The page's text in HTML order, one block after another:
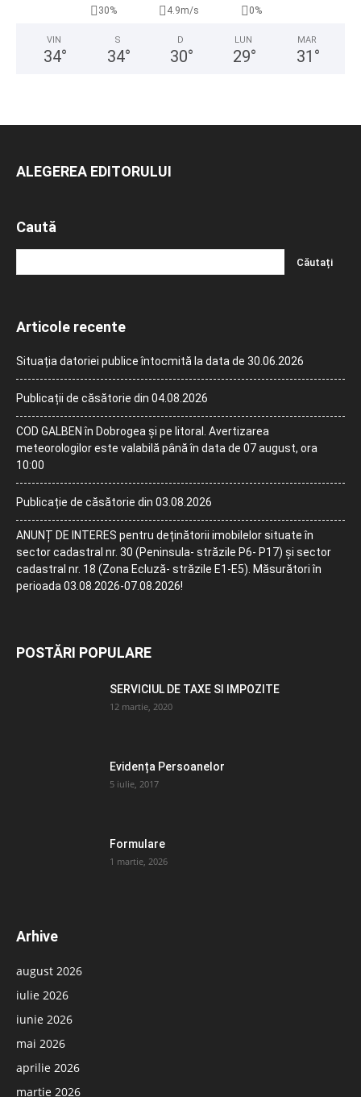
30% 4.9m/s 0%
VIN
34°
S
34°
D
30°
LUN
29°
MAR
31 °
ALEGEREA EDITORULUI
Caută
Articole recente
Situația datoriei publice întocmită la data de 30.06.2026
Publicații de căsătorie din 04.08.2026
COD GALBEN în Dobrogea și pe litoral. Avertizarea
meteorologilor este valabilă până în data de 07 august, ora
10:00
Publicație de căsătorie din 03.08.2026
ANUNȚ DE INTERES pentru deținătorii imobilelor situate în
sector cadastral nr. 30 (Peninsula- străzile P6- P17) și sector
cadastral nr. 18 (Zona Ecluză- străzile E1-E5). Măsurători în
perioada 03.08.2026-07.08.2026!
POSTĂRI POPULARE
SERVICIUL DE TAXE SI IMPOZITE
12 martie, 2020
Evidența Persoanelor
5 iulie, 2017
Formulare
1 martie, 2026
Arhive
august 2026
iulie 2026
iunie 2026
mai 2026
aprilie 2026
martie 2026